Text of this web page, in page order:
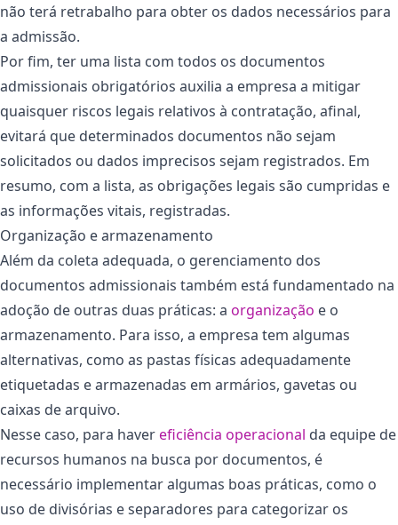
não terá retrabalho para obter os dados necessários para
a admissão.
Por fim, ter uma lista com todos os documentos
admissionais obrigatórios auxilia a empresa a mitigar
quaisquer riscos legais relativos à contratação, afinal,
evitará que determinados documentos não sejam
solicitados ou dados imprecisos sejam registrados. Em
resumo, com a lista, as obrigações legais são cumpridas e
as informações vitais, registradas.
Organização e armazenamento
Além da coleta adequada, o gerenciamento dos
documentos admissionais também está fundamentado na
adoção de outras duas práticas: a organização e o
armazenamento. Para isso, a empresa tem algumas
alternativas, como as pastas físicas adequadamente
etiquetadas e armazenadas em armários, gavetas ou
caixas de arquivo.
Nesse caso, para havereficiência operacional da equipe de
recursos humanos na busca por documentos, é
necessário implementar algumas boas práticas, como o
uso de divisórias e separadores para categorizar os